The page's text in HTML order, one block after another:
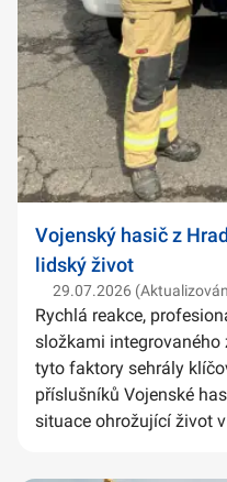
Vojenský hasič z
lidský život
29.07.2026
Rychlá reakce,
složkami integrovaného
tyto faktory sehrály
příslušníků Vojenské
situace ohrožující život